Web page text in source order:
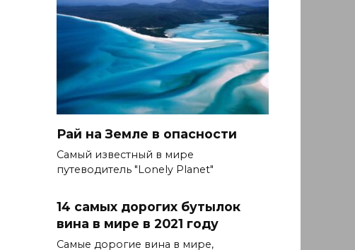
Рай на Земле в опасности
Самый известный в мире
путеводитель "Lonely Planet"
14 самых дорогих бутылок
вина в мире в 2021 году
Самые дорогие вина в мире,